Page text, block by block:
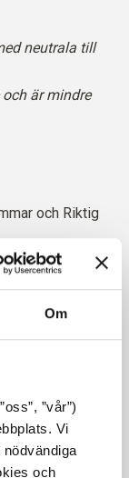
Om
”vår”)
Vi
och
neutrala till
är mindre
och Riktig
neutral
som kan
i Patagonien,
direkt
sätt vet vi
som har